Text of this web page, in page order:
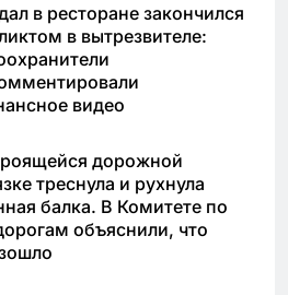
в ресторане закончился
в вытрезвителе:
видео
дорожной
треснула и рухнула
балка. В Комитете по
объяснили, что